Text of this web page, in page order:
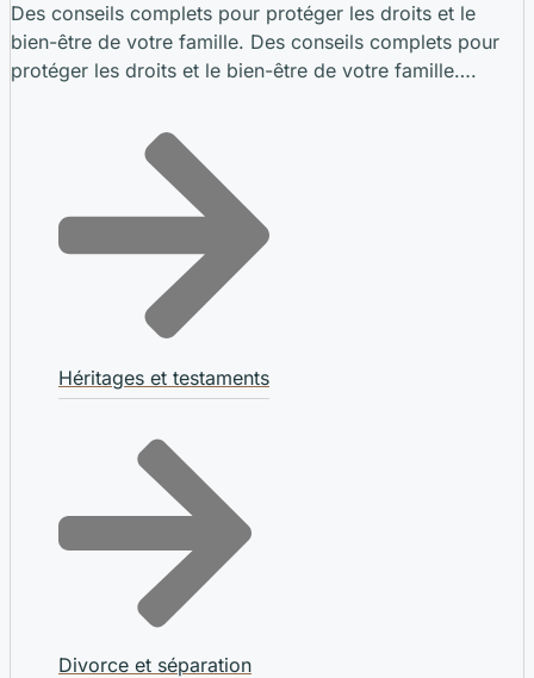
Des conseils complets pour protéger les droits et le
bien-être de votre famille. Des conseils complets pour
protéger les droits et le bien-être de votre famille….
Héritages et testaments
Divorce et séparation